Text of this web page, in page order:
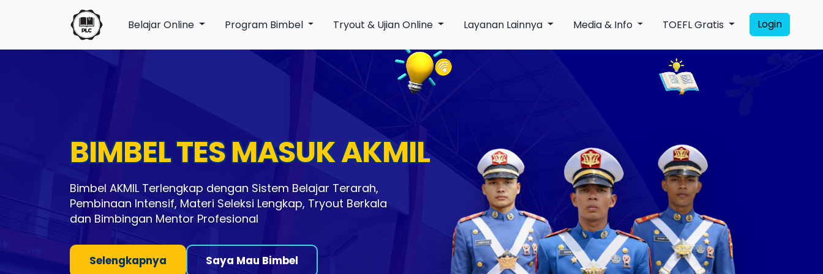
Belajar Online Program Bimbel Tryout & Ujian Online Layanan Lainnya Media & Info TOEFL Gratis Login
BIMBEL TES MASUK AKMIL
Bimbel AKMIL Terlengkap dengan Sistem Belajar Terarah,
Pembinaan Intensif, Materi Seleksi Lengkap, Tryout Berkala
dan Bimbingan Mentor Profesional
Selengkapnya Saya Mau Bimbel